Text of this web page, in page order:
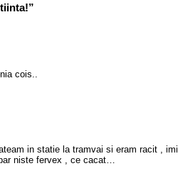
cois..
in statie la tramvai si eram racit ,
niste fervex , ce cacat…